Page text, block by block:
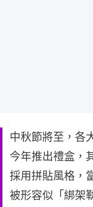
中秋節將至，各
今年推出禮盒，
採用拼貼風格，
被形容似「綁架